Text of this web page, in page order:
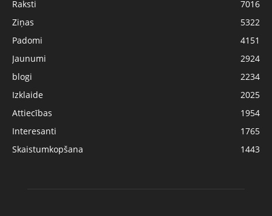
Raksti
7016
Ziņas
5322
Padomi
4151
Jaunumi
2924
blogi
2234
Izklaide
2025
Attiecības
1954
Interesanti
1765
Skaistumkopšana
1443